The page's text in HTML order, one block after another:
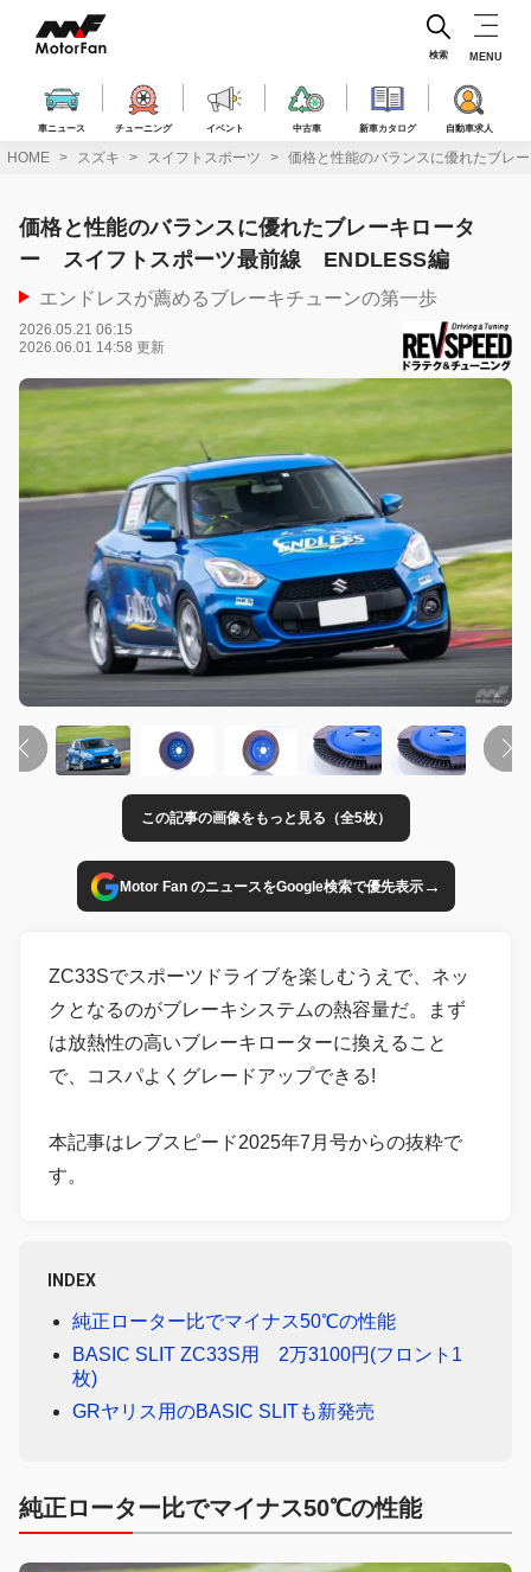
ス
車ニュース チューニング イベント 中古車 新車カタログ 自動車求人
検索 MENU
HOME スズキ スイフトスポーツ 価格と性能のバランスに優れたブ
価格と性能のバランスに優れたブレーキロータ
ー スイフトスポーツ最前線 ENDLESS編
エンドレスが薦めるブレーキチューンの第一歩
2026.05.21 06:15
2026.06.01 14:58 更新
この記事の画像をもっと見る（全5枚）
Motor Fan のニュースをGoogle検索で優先表示→
ZC33Sでスポーツドライブを楽しむうえで、ネッ
クとなるのがブレーキシステムの熱容量だ。まず
は放熱性の高いブレーキローターに換えること
で、コスパよくグレードアップできる!
本記事はレブスピード2025年7月号からの抜粋で
す。
INDEX
純正ローター比でマイナス50℃の性能
BASIC SLIT ZC33S用 2万3100円(フロント1
枚)
GRヤリス用のBASIC SLITも新発売
純正ローター比でマイナス50℃の性能